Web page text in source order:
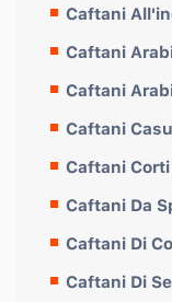
Caftani
Caftani
Caftani
Caftani
Caftani
Caftani Da
Caftani Di
Caftani Di